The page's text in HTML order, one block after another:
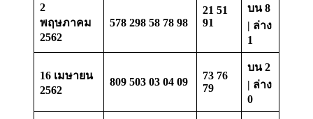
2
พฤษภาคม
2562
578 298 58 78 98
21 51
91
บน 8
| ล่าง
1
16 เมษายน
2562
809 503 03 04 09
73 76
79
บน 2
| ล่าง
0